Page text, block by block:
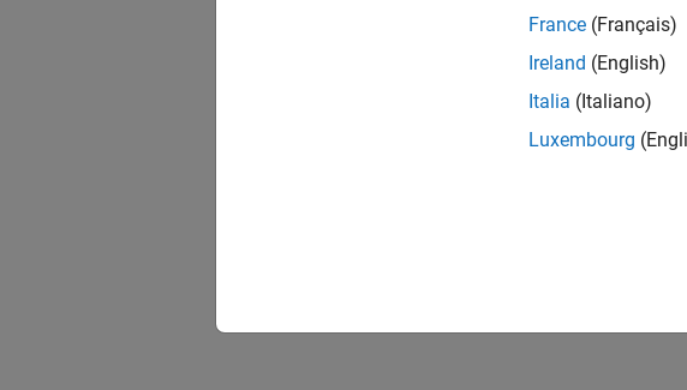
France (Français)
Ireland (English)
Italia (Italiano)
Luxembourg